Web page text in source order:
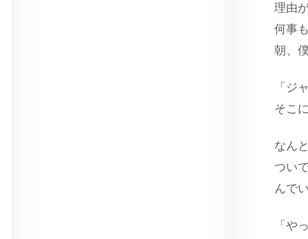
理由
何事
朝、
「ジ
そこ
なん
つい
んで
「や